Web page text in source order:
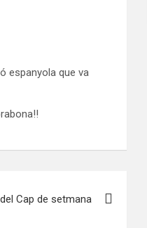
espanyola que va
Cap de setmana